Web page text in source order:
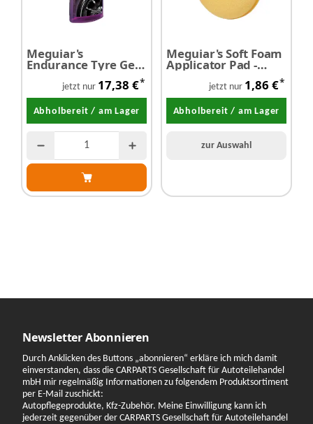
Meguiar's
Endurance Tyre Gel -
Reifenschutzgel 473
jetzt nur 17,38 €*
Abholbereit / am Lager
Meguiar's Soft Foam
Applicator Pad -
Applikator 1 Stück
jetzt nur 1,86 €*
Abholbereit / am Lager
zur Auswahl
Newsletter Abonnieren
Durch Anklicken des Buttons „abonnieren“ erkläre ich mich damit
einverstanden, dass die CARPARTS Gesellschaft für Autoteilehandel
mbH mir regelmäßig Informationen zu folgendem Produktsortiment
per E-Mail zuschickt:
Autopflegeprodukte, Kfz-Zubehör. Meine Einwilligung kann ich
jederzeit gegenüber der CARPARTS Gesellschaft für Autoteilehandel